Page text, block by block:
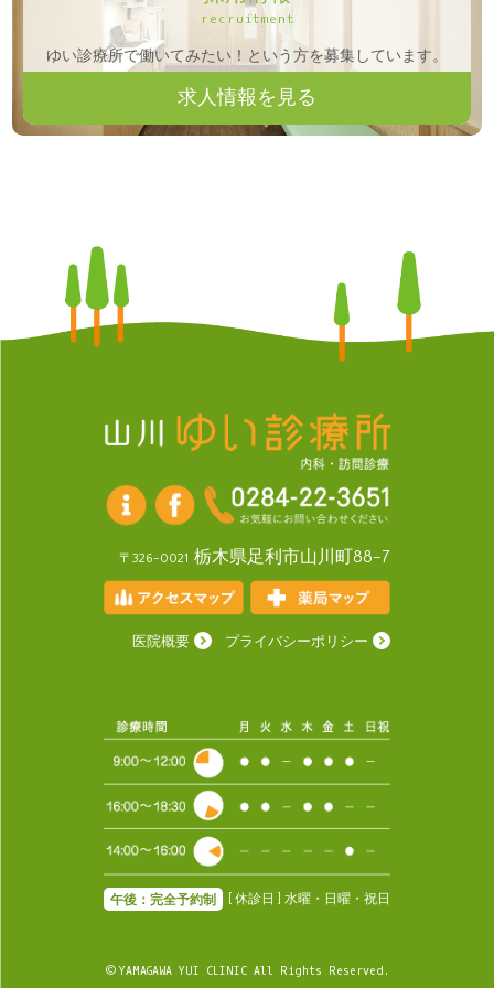
recruitment
ゆい診療所で働いてみたい！という方を募集しています。
求人情報を見る
〒326-0021 栃木県足利市山川町88-7
プライバシーポリシー
医院概要
午後：完全予約制 [ 休診日 ] 水曜・日曜・祝日
© YAMAGAWA YUI CLINIC All Rights Reserved.